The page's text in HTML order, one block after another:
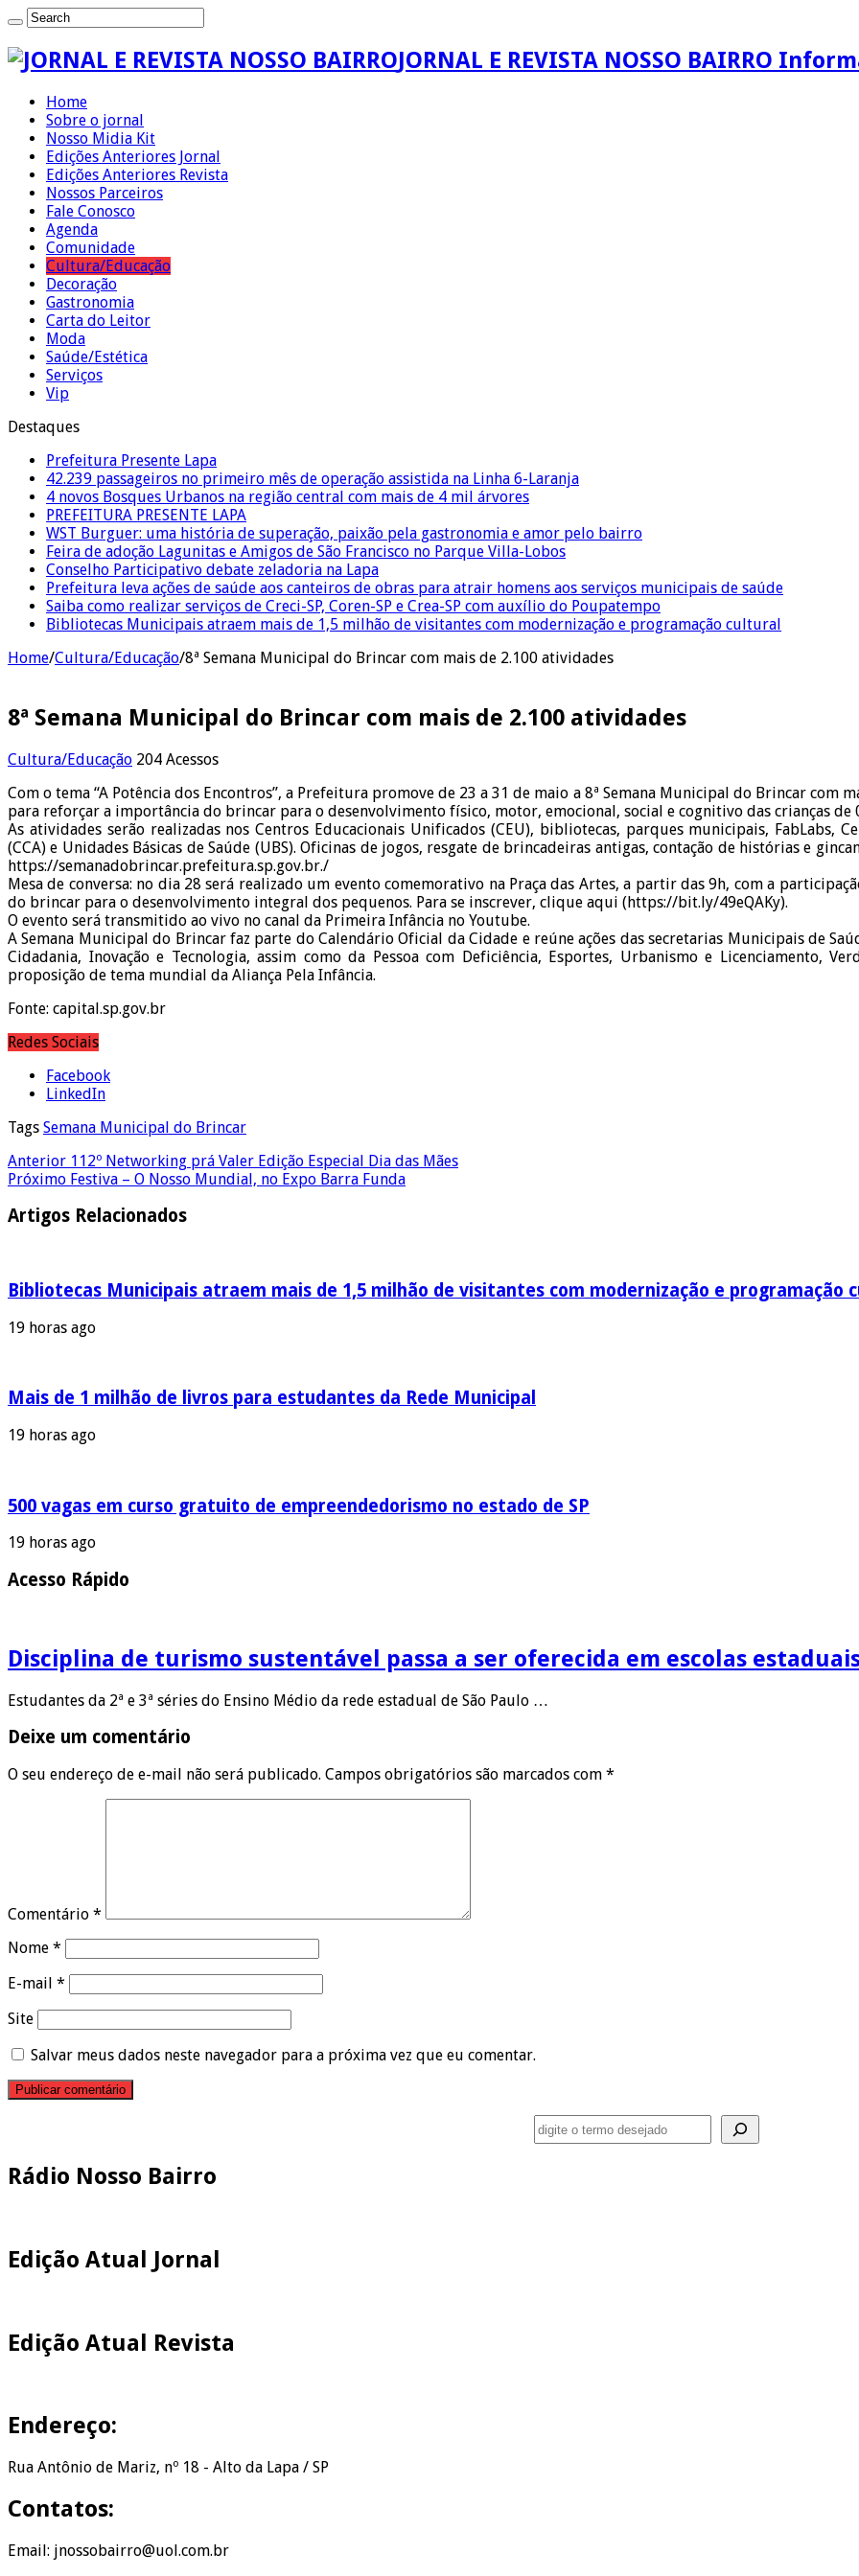
JORNAL E REVISTA NOSSO BAIRRO
Home
Sobre o jornal
Nosso Midia Kit
Edições Anteriores Jornal
Edições Anteriores Revista
Nossos Parceiros
Fale Conosco
Agenda
Comunidade
Cultura/Educação
Decoração
Gastronomia
Carta do Leitor
Moda
Saúde/Estética
Serviços
Vip
Destaques
Prefeitura Presente Lapa
42.239 passageiros no primeiro mês de operação assistida na Linha 6-Laranja
4 novos Bosques Urbanos na região central com mais de 4 mil árvores
PREFEITURA PRESENTE LAPA
WST Burguer: uma história de superação, paixão pela gastronomia e amor pelo bairro
Feira de adoção Lagunitas e Amigos de São Francisco no Parque Villa-Lobos
Conselho Participativo debate zeladoria na Lapa
Prefeitura leva ações de saúde aos canteiros de obras para atrair homens aos serviços municipais de saúde
Saiba como realizar serviços de Creci-SP, Coren-SP e Crea-SP com auxílio do Poupatempo
Bibliotecas Municipais atraem mais de 1,5 milhão de visitantes com modernização e programação cultural
Home/Cultura/Educação/8ª Semana Municipal do Brincar com mais de 2.100 atividades
8ª Semana Municipal do Brincar com mais de 2.100 atividades
Cultura/Educação 204 Acessos
Com o tema “A Potência dos Encontros”, a Prefeitura promove de 23 a 31 de maio a 8ª Semana Municipal do Brincar
para reforçar a importância do brincar para o desenvolvimento físico, motor, emocional, social e cognitivo das crianças de
As atividades serão realizadas nos Centros Educacionais Unificados (CEU), bibliotecas, parques municipais, FabLabs,
(CCA) e Unidades Básicas de Saúde (UBS). Oficinas de jogos, resgate de brincadeiras antigas, contação de histórias e
https://semanadobrincar.prefeitura.sp.gov.br./
Mesa de conversa: no dia 28 será realizado um evento comemorativo na Praça das Artes, a partir das 9h, com a
do brincar para o desenvolvimento integral dos pequenos. Para se inscrever, clique aqui (https://bit.ly/49eQAKy).
O evento será transmitido ao vivo no canal da Primeira Infância no Youtube.
A Semana Municipal do Brincar faz parte do Calendário Oficial da Cidade e reúne ações das secretarias Municipais de
Cidadania, Inovação e Tecnologia, assim como da Pessoa com Deficiência, Esportes, Urbanismo e Licenciamento,
proposição de tema mundial da Aliança Pela Infância.
Fonte: capital.sp.gov.br
Redes Sociais
Facebook
LinkedIn
Tags Semana Municipal do Brincar
Anterior 112º Networking prá Valer Edição Especial Dia das Mães
Próximo Festiva – O Nosso Mundial, no Expo Barra Funda
Artigos Relacionados
Bibliotecas Municipais atraem mais de 1,5 milhão de visitantes com modernização e programação
19 horas ago
Mais de 1 milhão de livros para estudantes da Rede Municipal
19 horas ago
500 vagas em curso gratuito de empreendedorismo no estado de SP
19 horas ago
Acesso Rápido
Disciplina de turismo sustentável passa a ser oferecida em escolas estaduais
Estudantes da 2ª e 3ª séries do Ensino Médio da rede estadual de São Paulo …
Deixe um comentário
O seu endereço de e-mail não será publicado. Campos obrigatórios são marcados com *
Comentário *
Nome *
E-mail *
Site
Salvar meus dados neste navegador para a próxima vez que eu comentar.
Rádio Nosso Bairro
Edição Atual Jornal
Edição Atual Revista
Endereço:
Rua Antônio de Mariz, nº 18 - Alto da Lapa / SP
Contatos:
Email: jnossobairro@uol.com.br